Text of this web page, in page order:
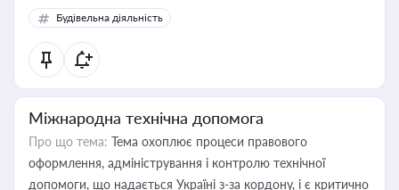
Будівельна діяльність
Міжнародна технічна допомога
Про що тема: Тема охоплює процеси правового
оформлення, адміністрування і контролю технічної
допомоги, що надається Україні з-за кордону, і є критично